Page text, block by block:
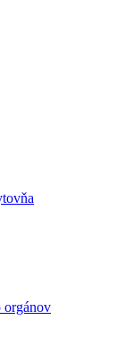
orgánov